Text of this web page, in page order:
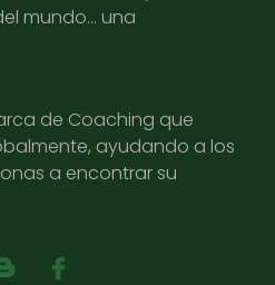
mundo… una
de Coaching que
ayudando a los
a encontrar su